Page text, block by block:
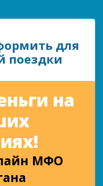
для
поездки
на
МФО